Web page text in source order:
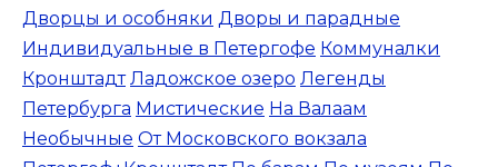
Дворцы и особняки Дворы и парадные
Индивидуальные в Петергофе Коммуналки
Кронштадт Ладожское озеро Легенды
Петербурга Мистические На Валаам
Необычные От Московского вокзала